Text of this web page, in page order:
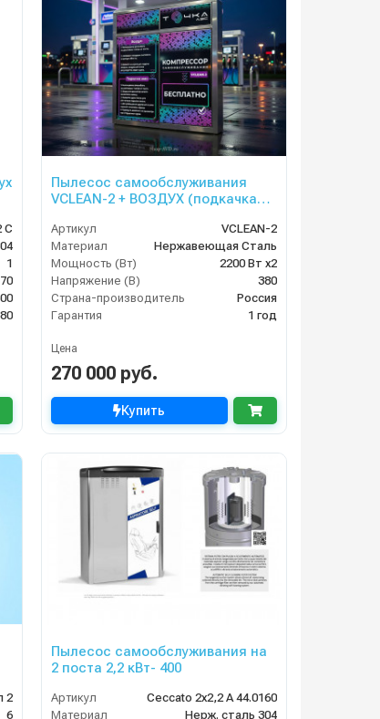
С
1
Пылесос самообслуживания
VCLEAN-2 + ВОЗДУХ (подкачка
Артикул
VCLEAN-2
Материал
Нержавеющая Сталь
Мощность (Вт)
2200 Вт x2
Напряжение (В)
380
Страна-производитель
Россия
Гарантия
1 год
Цена
270 000 руб.
Купить
2
6
Пылесос самообслуживания на
2 поста 2,2 кВт- 400
Артикул
Ceccato 2х2,2 А 44.0160
Материал
Нерж. сталь 304